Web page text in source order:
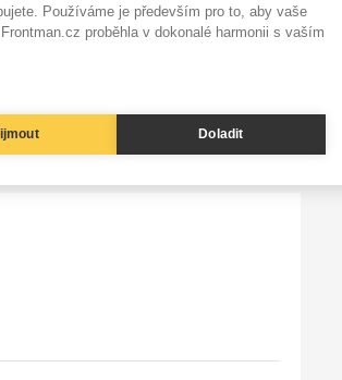
komentářů!
na e-mailredakce@frontman.cz.
Používáme je především pro to, aby vaše
proběhla v dokonalé harmonii s vaším
Doladit